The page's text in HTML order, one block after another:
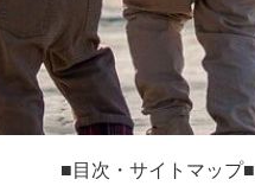
■目次・サイトマップ■